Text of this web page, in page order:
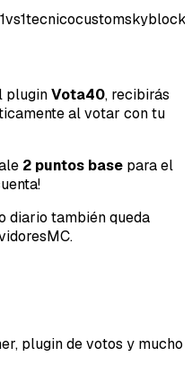
1vs1tecnicocustomskyblock
pluginVota40, recibirás
al votar con tu
2 puntos base para el
diario también queda
plugin de votos y mucho
falla